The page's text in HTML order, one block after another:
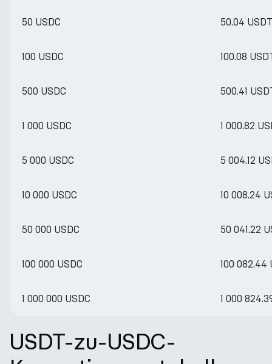
50 USDC 50.04 USDT
100 USDC 100.08
500 USDC 500.41
1 000 USDC 1 000.82
5 000 USDC 5 004.12
10 000 USDC 10 008.24
50 000 USDC 50 041.22
100 000 USDC 100 082.44
1 000 000 USDC 1 000
USDT-zu-USDC-